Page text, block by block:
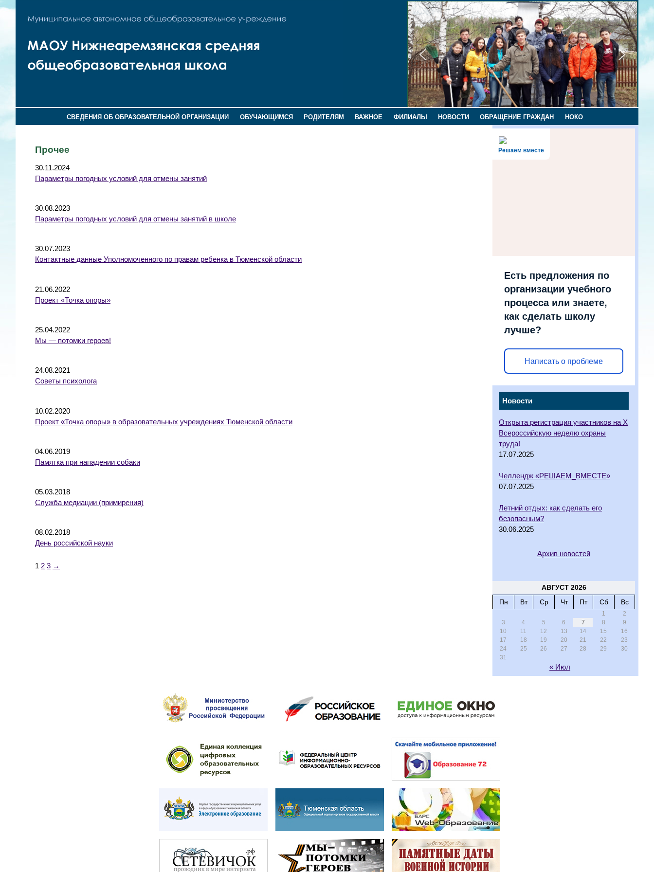
СВЕДЕНИЯ ОБ ОБРАЗОВАТЕЛЬНОЙ ОРГАНИЗАЦИИ ОБУЧАЮЩИМСЯ РОДИТЕЛЯМ ВАЖНОЕ ФИЛИАЛЫ НОВОСТИ ОБРАЩЕНИЕ ГРАЖДАН НОКО
Решаем вместе
Есть предложения по
организации учебного
процесса или знаете,
как сделать школу
лучше?
Написать о проблеме
Новости
Открыта регистрация участников на X
Всероссийскую неделю охраны
труда!
17.07.2025
Челлендж «РЕШАЕМ_ВМЕСТЕ»
07.07.2025
Летний отдых: как сделать его
безопасным?
30.06.2025
Архив новостей
АВГУСТ 2026
Пн
Вт Ср Чт Пт Сб Вс
1
2
3
4 5 6 7 8
9
10
11 12 13 14 15
16
17
18 19 20 21 22
23
24
25 26 27 28 29
30
31
« Июл
Прочее
30.11.2024
Параметры погодных условий для отмены занятий
30.08.2023
Параметры погодных условий для отмены занятий в школе
30.07.2023
Контактные данные Уполномоченного по правам ребенка в Тюменской области
21.06.2022
Проект «Точка опоры»
25.04.2022
Мы — потомки героев!
24.08.2021
Советы психолога
10.02.2020
Проект «Точка опоры» в образовательных учреждениях Тюменской области
04.06.2019
Памятка при нападении собаки
05.03.2018
Служба медиации (примирения)
08.02.2018
День российской науки
1 2 3 →